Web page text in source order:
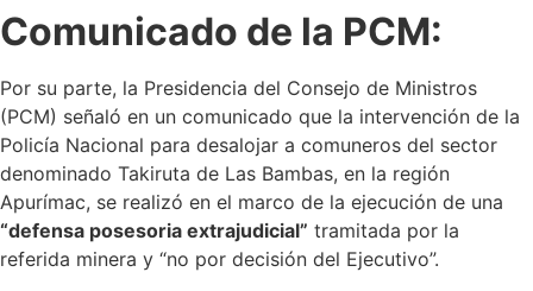
Comunicado de la PCM:
Por su parte, la Presidencia del Consejo de Ministros
(PCM) señaló en un comunicado que la intervención de la
Policía Nacional para desalojar a comuneros del sector
denominado Takiruta de Las Bambas, en la región
Apurímac, se realizó en el marco de la ejecución de una
“defensa posesoria extrajudicial” tramitada por la
referida minera y “no por decisión del Ejecutivo”.